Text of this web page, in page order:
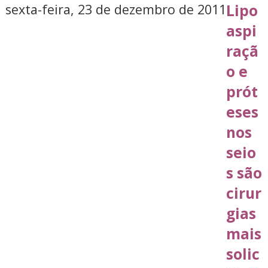
sexta-feira, 23 de dezembro de 2011 Lipo
aspi
raçã
o e
prót
eses
nos
seio
s são
cirur
gias
mais
solic